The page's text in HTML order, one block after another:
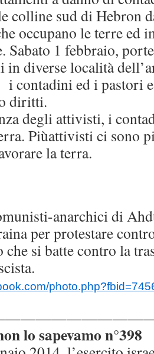
colline sud di Hebron
occupano le terre ed
Sabato 1 febbraio,
in diverse località
i contadini ed i pastori
diritti.
degli attivisti, i
Piùattivisti ci sono
la terra.
anarchici di
per protestare
si batte contro la
lo sapevamo n°398